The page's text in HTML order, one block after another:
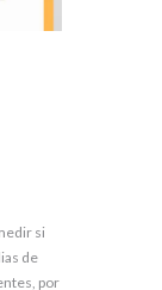
si
de
por